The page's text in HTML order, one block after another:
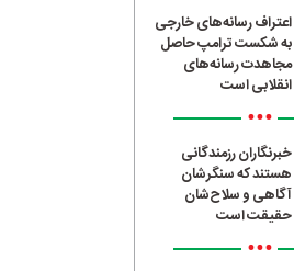
اعتراف رسانه‌های خارجی
به شکست ترامپ حاصل
مجاهدت رسانه‌های
انقلابی است
•••
خبرنگاران رزمندگانی
هستند که سنگرشان
آگاهی و سلاح‌شان
حقیقت است
•••